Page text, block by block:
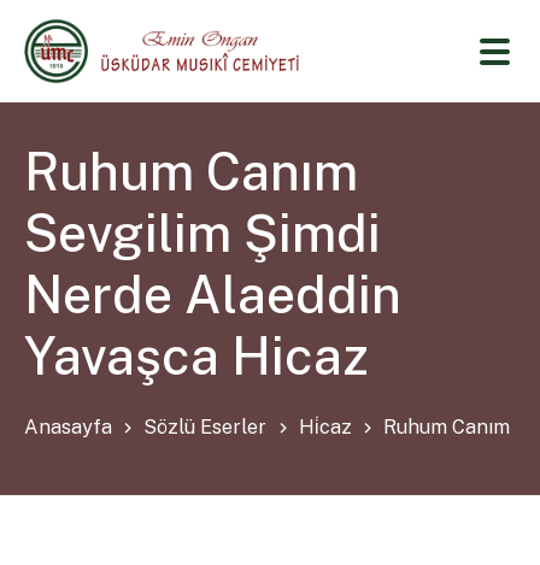
Ruhum Canım
Sevgilim Şimdi
Nerde Alaeddin
Yavaşca Hicaz
Anasayfa Sözlü Eserler Hi̇caz Ruhum Canım